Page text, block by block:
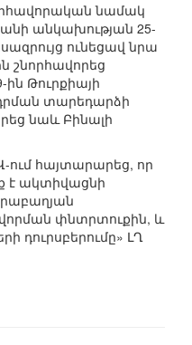
նամակ
անկախության 25-
ունեցավ նրա
շնորհավորեց
ին Թուրքիայի
տարեդարձի
նաև Բինալի
ում հայտարարեց, որ
է ակտիվացնի
փնտրտուքին, և
դուրսբերումը» ԼՂ